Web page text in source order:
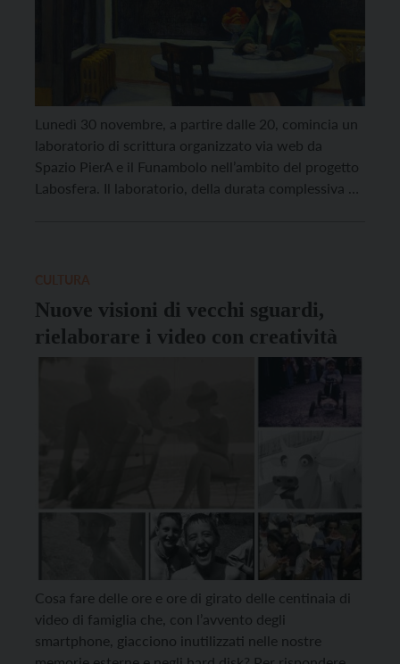
Lunedì 30 novembre, a partire dalle 20, comincia un
laboratorio di scrittura organizzato via web da
Spazio PierA e il Funambolo nell’ambito del progetto
Labosfera. Il laboratorio, della durata complessiva di
Nuove visioni di vecchi sguardi,
rielaborare i video con creatività
Cosa fare delle ore e ore di girato delle centinaia di
video di famiglia che, con l’avvento degli
smartphone, giacciono inutilizzati nelle nostre